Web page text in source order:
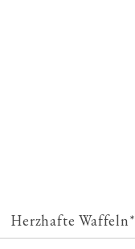
Herzhafte Waffeln*